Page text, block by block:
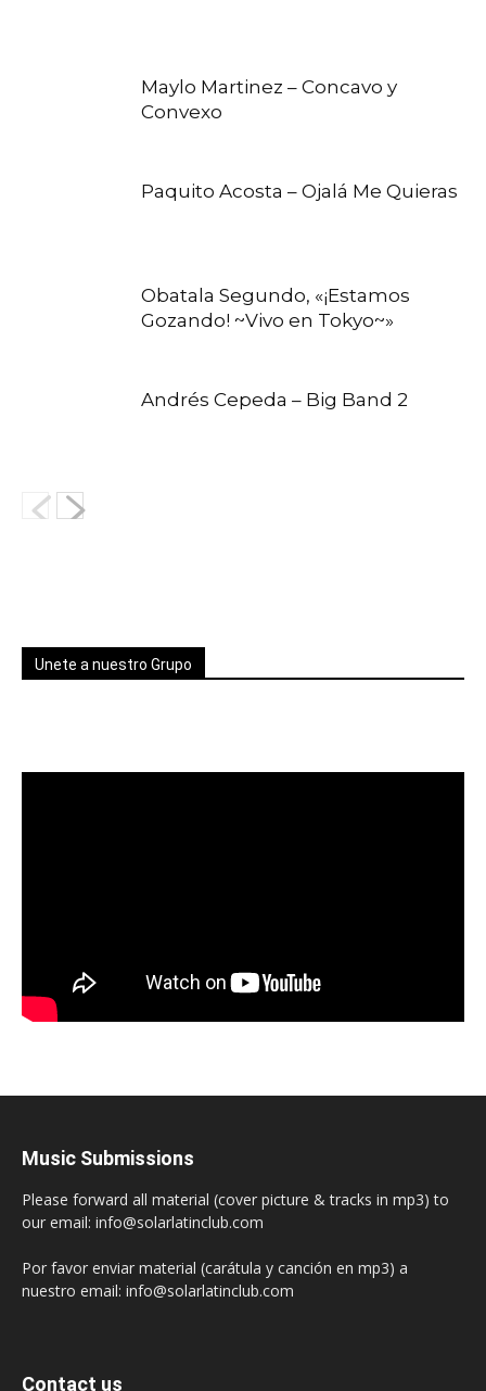
Maylo Martinez – Concavo y
Convexo
Paquito Acosta – Ojalá Me Quieras
Obatala Segundo, «¡Estamos
Gozando! ~Vivo en Tokyo~»
Andrés Cepeda – Big Band 2
Unete a nuestro Grupo
Music Submissions
Please forward all material (cover picture & tracks in mp3) to
our email: info@solarlatinclub.com
Por favor enviar material (carátula y canción en mp3) a
nuestro email: info@solarlatinclub.com
Contact us